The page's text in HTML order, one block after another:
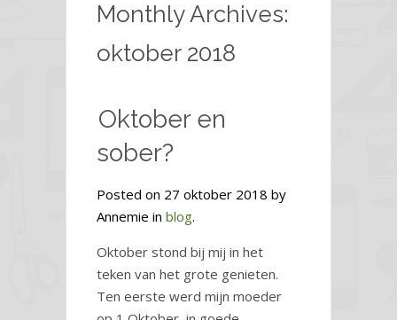
Monthly Archives:
oktober 2018
Oktober en
sober?
Posted on 27 oktober 2018 by
Annemie in blog.
Oktober stond bij mij in het
teken van het grote genieten.
Ten eerste werd mijn moeder